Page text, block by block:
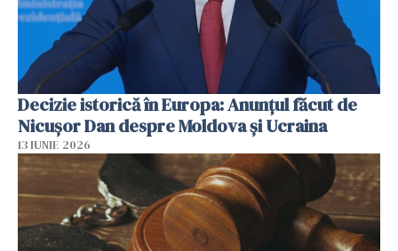
Decizie istorică în Europa: Anunțul făcut de
Nicușor Dan despre Moldova și Ucraina
13 IUNIE 2026